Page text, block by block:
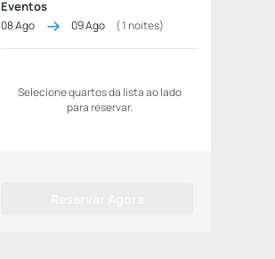
Eventos
08 Ago 09 Ago (1noites)
Selecione quartos da lista ao lado
para reservar.